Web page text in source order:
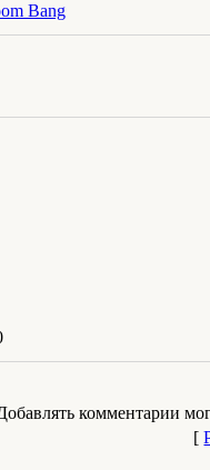
Bang
комментарии
[